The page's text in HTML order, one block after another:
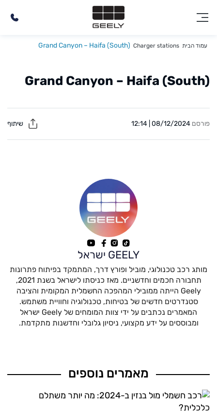
עמוד הבית Charger stations
Grand Canyon – Haifa (South)
Grand Canyon – Haifa (South)
פורסם 08/12/2024 | 12:14
GEELY ישראל
מותג רכב טכנולוגי, מוביל ופורץ דרך, המתמקד בפיתוח פתרונות
תחבורה חכמים וחדשניים. מאז כניסתו לישראל בשנת 2021,
Geely הייתה ממובילי המהפכה החשמלית המקומית והציבה
סטנדרטים חדשים של בטיחות, טכנולוגיה וחוויית משתמש.
המאמרים נכתבים על ידי צוות המומחים של Geely ישראל
ומבוססים על ידע מקצועי, ניסיון גלובלי וחדשנות מתקדמת.
מאמרים נוספים